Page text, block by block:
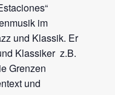
im
und Klassik. Er
Klassiker z.B.
Grenzen
und